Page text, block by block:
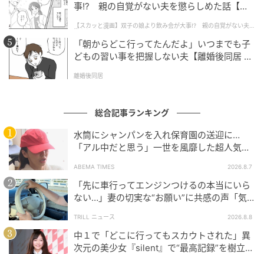
ウーマンエキサイト
事!? 親の自覚がない夫を懲らしめた話【第1
【スカッと漫画】双子の娘より飲み会が大事!? 親の自覚がない夫を
懲らしめた話
「朝からどこ行ってたんだよ」いつまでも子
どもの習い事を把握しない夫【離婚後同居 Vo
離婚後同居
総合記事ランキング
水筒にシャンパンを入れ保育園の送迎に…
「アル中だと思う」一世を風靡した超人気タ
ABEMA TIMES 2026.8.7
「先に車行ってエンジンつけるの本当にいら
ない…」妻の切実な“お願い”に共感の声「気
TRILL ニュース 2026.8.8
中１で「どこに行ってもスカウトされた」異
次元の美少女『silent』で“最高記録”を樹立し